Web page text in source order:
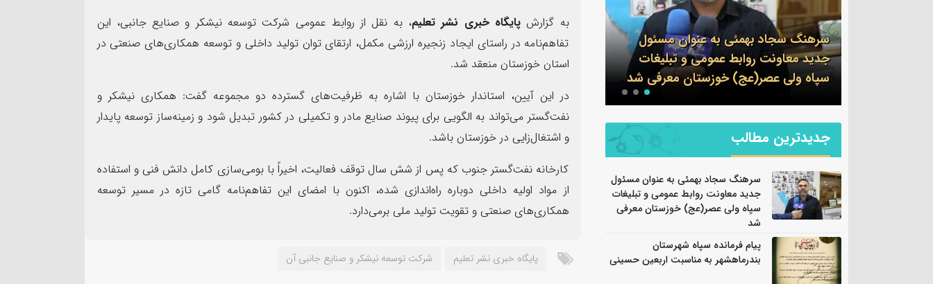
به گزارشپایگاه خبری نشر تعلیم، به نقل از روابط عمومی شرکت توسعه نیشکر و صنایع جانبی، این
تفاهم‌نامه در راستای ایجاد زنجیره ارزشی مکمل، ارتقای توان تولید داخلی و توسعه همکاری‌های صنعتی در
استان خوزستان منعقد شد.
در این آیین، استاندار خوزستان با اشاره به ظرفیت‌های گسترده دو مجموعه گفت: همکاری نیشکر و
نفت‌گستر می‌تواند به الگویی برای پیوند صنایع مادر و تکمیلی در کشور تبدیل شود و زمینه‌ساز توسعه پایدار
و اشتغال‌زایی در خوزستان باشد.
کارخانه نفت‌گستر جنوب که پس از شش سال توقف فعالیت، اخیراً با بومی‌سازی کامل دانش فنی و استفاده
از مواد اولیه داخلی دوباره راه‌اندازی شده، اکنون با امضای این تفاهم‌نامه گامی تازه در مسیر توسعه
همکاری‌های صنعتی و تقویت تولید ملی برمی‌دارد.
پایگاه خبری نشر تعلیم شرکت توسعه نیشکر و صنایع جانبی آن
پیام فرمانده سپاه شهرستان بندرماهشهر
به مناسبت اربعین حسینی
تسلیت اربعین حسینی توسط روابط
سرهنگ سجاد بهمئی به عنوان مسئول
جدیدترین مطالب
سرهنگ سجاد بهمئی به عنوان مسئول
جدید معاونت روابط عمومی و تبلیغات
سپاه ولی عصر(عج) خوزستان معرفی
شد
پیام فرمانده سپاه شهرستان
بندرماهشهر به مناسبت اربعین حسینی